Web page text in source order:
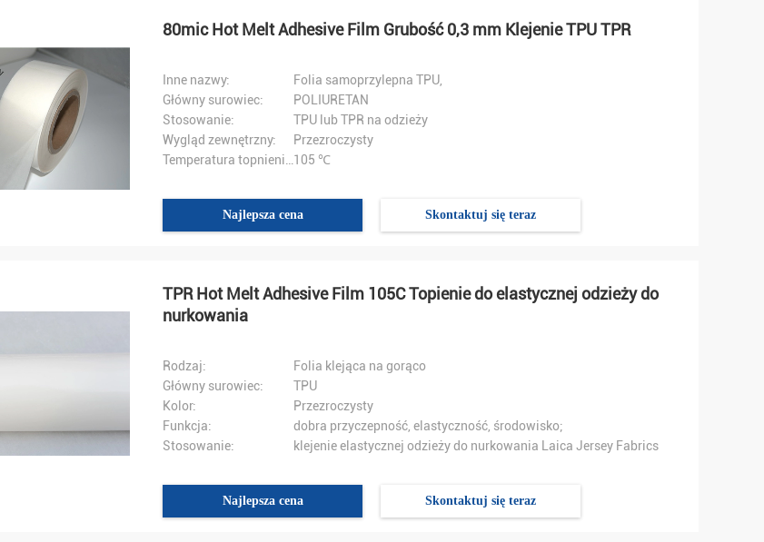
80mic Hot Melt Adhesive Film Grubość 0,3 mm Klejenie TPU TPR
Inne nazwy:
Folia samoprzylepna TPU,
Główny surowiec:
POLIURETAN
Stosowanie:
TPU lub TPR na odzieży
Wygląd zewnętrzny:
Przezroczysty
105 ℃
Najlepsza cena Skontaktuj się teraz
TPR Hot Melt Adhesive Film 105C Topienie do elastycznej odzieży do
nurkowania
Rodzaj:
Folia klejąca na gorąco
Główny surowiec:
TPU
Kolor:
Przezroczysty
Funkcja:
dobra przyczepność, elastyczność, środowisko;
Stosowanie:
klejenie elastycznej odzieży do nurkowania Laica Jersey Fabrics
Najlepsza cena Skontaktuj się teraz